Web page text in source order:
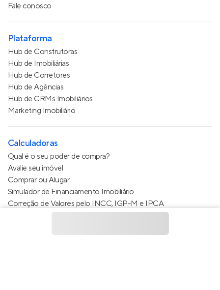
Fale conosco
Plataforma
Hub de Construtoras
Hub de Imobiliárias
Hub de Corretores
Hub de Agências
Hub de CRMs Imobiliários
Marketing Imobiliário
Calculadoras
Qual é o seu poder de compra?
Avalie seu imóvel
Comprar ou Alugar
Simulador de Financiamento Imobiliário
Correção de Valores pelo INCC, IGP-M e IPCA